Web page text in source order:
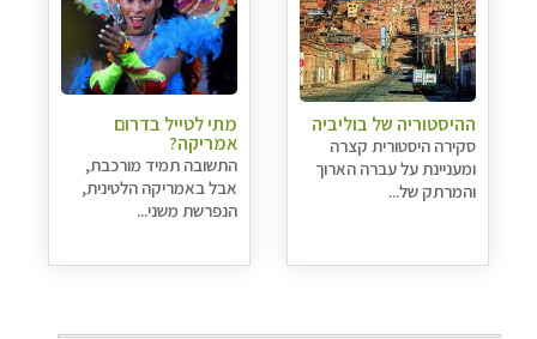
ההיסטוריה של בוליביה
סקירה היסטורית קצרה
ומעניינת על עברה הארוך
והמרתק של...
מתי לטייל בדרום
אמריקה?
התשובה תמיד מורכבת,
אבל באמריקה הלטינית,
הנפרשת משני...